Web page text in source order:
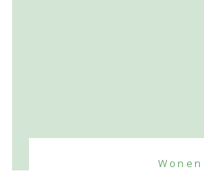
Wonen